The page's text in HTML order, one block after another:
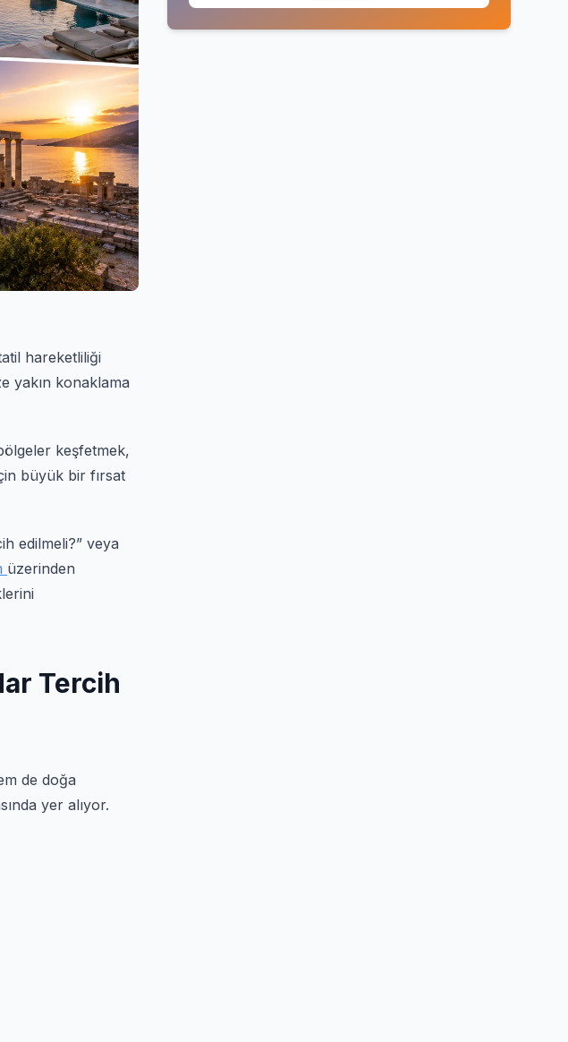
hareketliliği
yakın konaklama
keşfetmek,
büyük bir fırsat
edilmeli?” veya
üzerinden
Tercih
de doğa
yer alıyor.